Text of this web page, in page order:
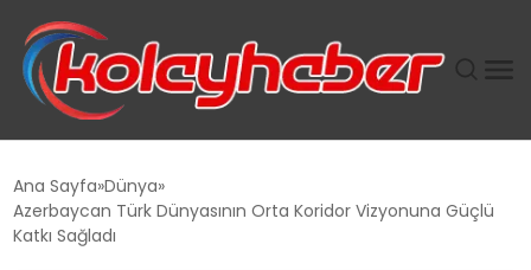
SUWEN’IN İSTIHDAM MODELI EKONOMIDE KADIN
Ana Sayfa Dünya
Azerbaycan Türk Dünyasının Orta Koridor Vizyonuna Güçlü
Katkı Sağladı